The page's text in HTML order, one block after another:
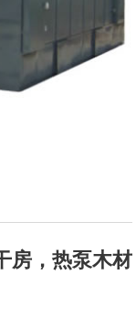
房，热泵木材